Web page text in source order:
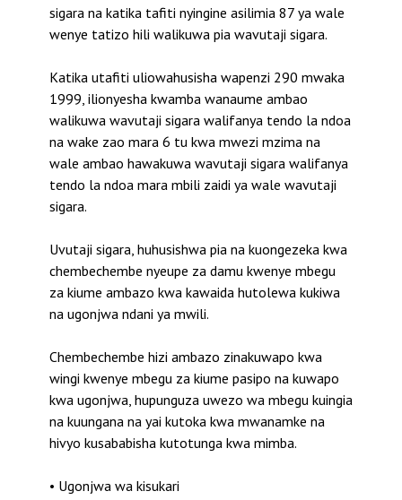
sigara na katika tafiti nyingine asilimia 87 ya wale
wenye tatizo hili walikuwa pia wavutaji sigara.
Katika utafiti uliowahusisha wapenzi 290 mwaka
1999, ilionyesha kwamba wanaume ambao
walikuwa wavutaji sigara walifanya tendo la ndoa
na wake zao mara 6 tu kwa mwezi mzima na
wale ambao hawakuwa wavutaji sigara walifanya
tendo la ndoa mara mbili zaidi ya wale wavutaji
sigara.
Uvutaji sigara, huhusishwa pia na kuongezeka kwa
chembechembe nyeupe za damu kwenye mbegu
za kiume ambazo kwa kawaida hutolewa kukiwa
na ugonjwa ndani ya mwili.
Chembechembe hizi ambazo zinakuwapo kwa
wingi kwenye mbegu za kiume pasipo na kuwapo
kwa ugonjwa, hupunguza uwezo wa mbegu kuingia
na kuungana na yai kutoka kwa mwanamke na
hivyo kusababisha kutotunga kwa mimba.
• Ugonjwa wa kisukari